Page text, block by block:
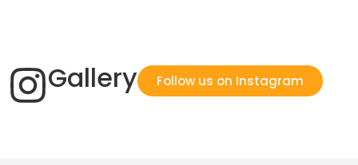
Gallery Follow us on Instagram